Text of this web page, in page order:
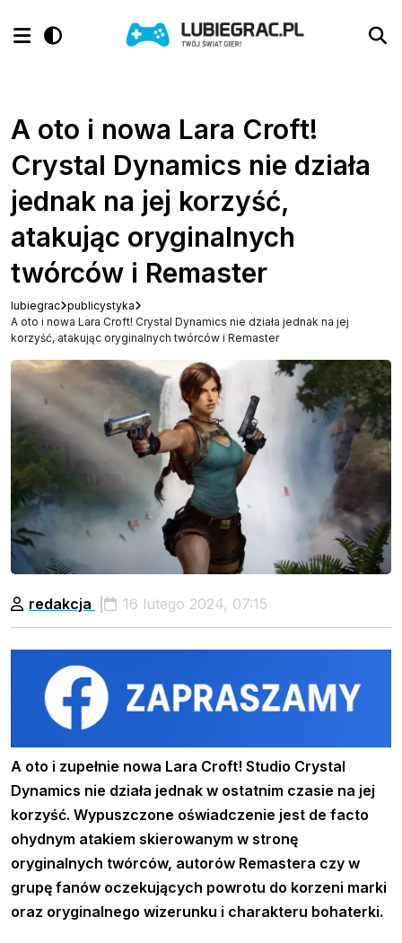
A oto i nowa Lara Croft!
Crystal Dynamics nie działa
jednak na jej korzyść,
atakując oryginalnych
twórców i Remaster
lubiegrac publicystyka
A oto i nowa Lara Croft! Crystal Dynamics nie działa jednak na jej
korzyść, atakując oryginalnych twórców i Remaster
redakcja 16 lutego 2024, 07:15
A oto i zupełnie nowa Lara Croft! Studio Crystal
Dynamics nie działa jednak w ostatnim czasie na jej
korzyść. Wypuszczone oświadczenie jest de facto
ohydnym atakiem skierowanym w stronę
oryginalnych twórców, autorów Remastera czy w
grupę fanów oczekujących powrotu do korzeni marki
oraz oryginalnego wizerunku i charakteru bohaterki.